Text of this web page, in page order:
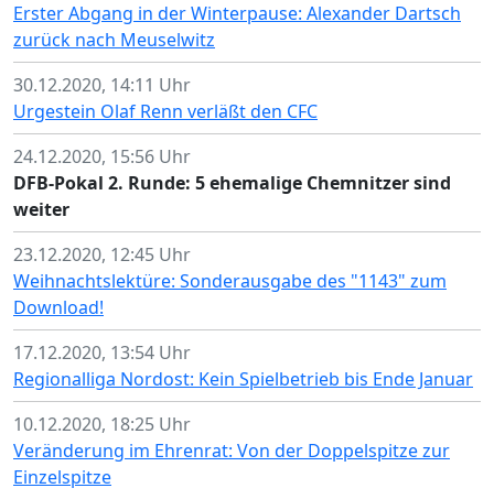
Erster Abgang in der Winterpause: Alexander Dartsch
zurück nach Meuselwitz
30.12.2020, 14:11 Uhr
Urgestein Olaf Renn verläßt den CFC
24.12.2020, 15:56 Uhr
DFB-Pokal 2. Runde: 5 ehemalige Chemnitzer sind
weiter
23.12.2020, 12:45 Uhr
Weihnachtslektüre: Sonderausgabe des "1143" zum
Download!
17.12.2020, 13:54 Uhr
Regionalliga Nordost: Kein Spielbetrieb bis Ende Januar
10.12.2020, 18:25 Uhr
Veränderung im Ehrenrat: Von der Doppelspitze zur
Einzelspitze